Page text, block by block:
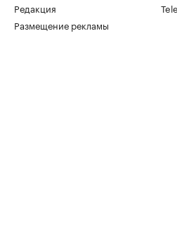
Редакция
Размещение рекламы